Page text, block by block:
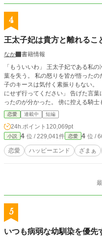
4
王太子妃は貴方と離れるこ
なか
書籍情報
「もういいわ」 王太子妃である私の冷たく吐いた言葉に、周囲の文官たちは言
葉を失う。 私の怒りを皆が悟った
子のキースは気付く素振りもない。 「彼女に会いに行って、いいのか？」 「気
にせず行ってください」 告げた言葉に、部屋にいた文官や王城使用人の顔が凍
ったのが分かった。 傍に控える騎士
皆、分かっている。 怒鳴られる方が
いい』に込められた意味は、諦めだということに。 「
いのか？」 キースの足は、もう出口を向いている。 王太子妃ではなく、別の女
性に会いにいくために…… 「えぇ、どうぞ……好きになさってください」
「……すまない。次は埋め合わせをする！」 出て行くキースの
げる。 「もう、次なんてないわよ」 その言葉は、走りゆく王太子に届くことは
に尽力してきた。 その努力が軽ん
恋愛 連載中 短編
24h.ポイント 120,069pt
小説 4 位 / 229,041件 恋愛 4 位 /
恋愛 ハッピーエンド ざまぁ
5
いつも病弱な幼馴染を優先